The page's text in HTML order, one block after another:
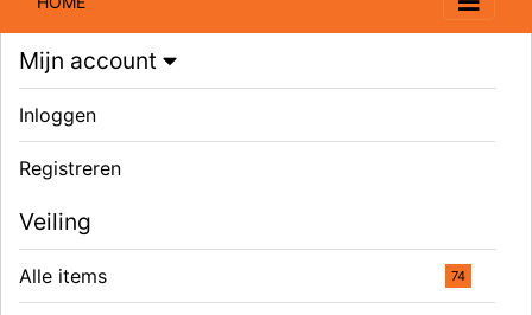
Mijn account
Inloggen
Registreren
Veiling
Alle items 74